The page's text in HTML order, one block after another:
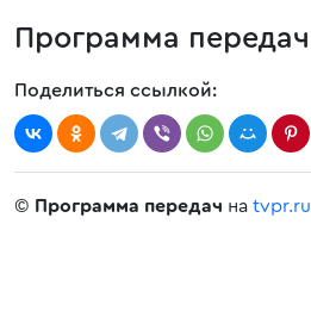
Программа передач
Поделиться ссылкой:
© Программа передач на tvpr.ru